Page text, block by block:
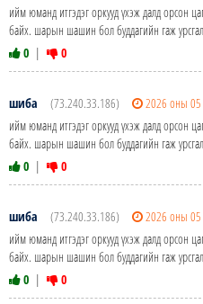
ийм юманд итгэдэг оркууд үхэж далд орсон
байх. шарын шашин бол буддагийн гаж
0 | 0
шиба (73.240.33.186)
2026 оны 05
ийм юманд итгэдэг оркууд үхэж далд орсон
байх. шарын шашин бол буддагийн гаж
0 | 0
шиба (73.240.33.186)
2026 оны 05
ийм юманд итгэдэг оркууд үхэж далд орсон
байх. шарын шашин бол буддагийн гаж
0 | 0